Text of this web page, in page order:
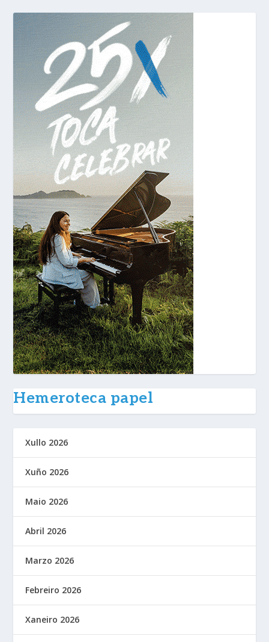
Hemeroteca papel
Xullo 2026
Xuño 2026
Maio 2026
Abril 2026
Marzo 2026
Febreiro 2026
Xaneiro 2026